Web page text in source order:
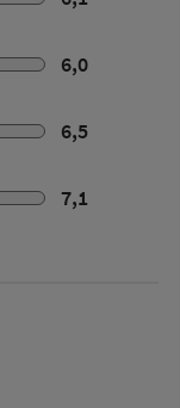
6,0
6,5
7,1